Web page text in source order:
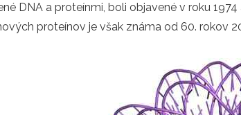
DNA a proteínmi, boli objavené v roku
proteínov je však známa od 60. rokov